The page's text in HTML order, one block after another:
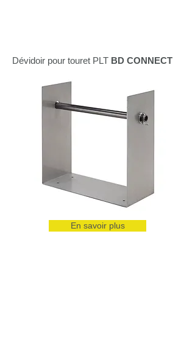
Dévidoir pour touret PLT BD CONNECT
En savoir plus